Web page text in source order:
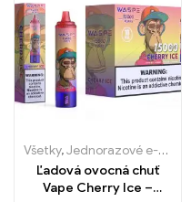
Všetky,Jednorazové e-cigaretky
Ľadová ovocná chuť
Vape Cherry Ice –